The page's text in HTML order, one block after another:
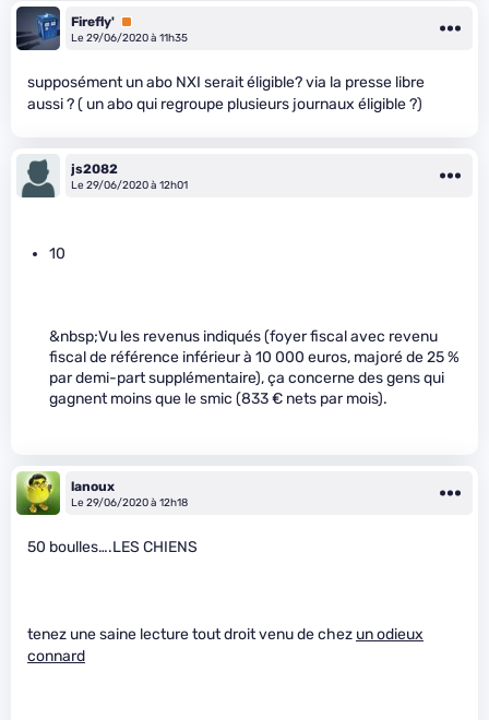
Firefly' Premium
Le 29/06/2020 à 11h35
supposément un abo NXI serait éligible? via la presse libre
aussi ? ( un abo qui regroupe plusieurs journaux éligible ?)
js2082
Le 29/06/2020 à 12h01
10
&nbsp;Vu les revenus indiqués (foyer fiscal avec revenu
fiscal de référence inférieur à 10 000 euros, majoré de 25 %
par demi-part supplémentaire), ça concerne des gens qui
gagnent moins que le smic (833 € nets par mois).
lanoux
Le 29/06/2020 à 12h18
50 boulles….LES CHIENS
tenez une saine lecture tout droit venu de chez un odieux
connard